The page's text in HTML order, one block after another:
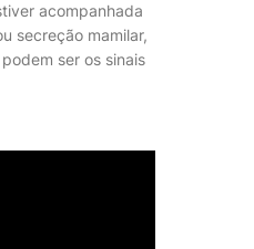
acompanhada
secreção mamilar,
ser os sinais